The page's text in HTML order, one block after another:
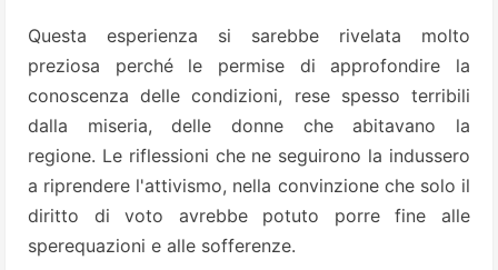
Questa esperienza si sarebbe rivelata molto
preziosa perché le permise di approfondire la
conoscenza delle condizioni, rese spesso terribili
dalla miseria, delle donne che abitavano la
regione. Le riflessioni che ne seguirono la indussero
a riprendere l'attivismo, nella convinzione che solo il
diritto di voto avrebbe potuto porre fine alle
sperequazioni e alle sofferenze.